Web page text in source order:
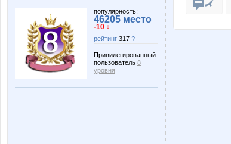
популярность:
46205 место
-10 ↓
рейтинг 317 ?
Привилегированный
пользователь 8
уровня